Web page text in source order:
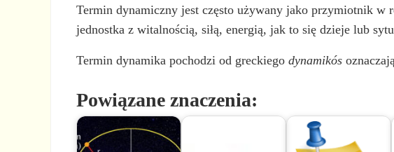
Termin dynamiczny jest często używany jako przymiotnik w
jednostka z witalnością, siłą, energią, jak to się dzieje lub
Termin dynamika pochodzi od greckiegodynamikós
Powiązane znaczenia: